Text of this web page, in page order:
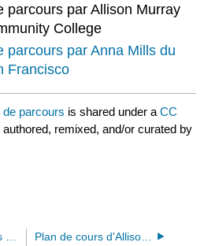
parcours par Allison Murray
College
parcours par Anna Mills du
Francisco
de parcours is shared under aCC
remixed, and/or curated by
Plan de cours d'Allison Murray pour l'argumentation et la pensée critique